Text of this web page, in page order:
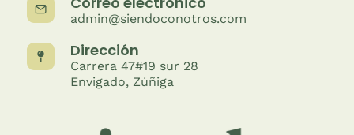
admin@siendoconotros.com
Dirección
Carrera 47#19 sur 28
Envigado, Zúñiga